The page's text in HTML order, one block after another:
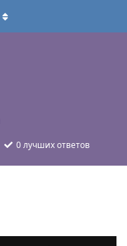
0лучших ответов